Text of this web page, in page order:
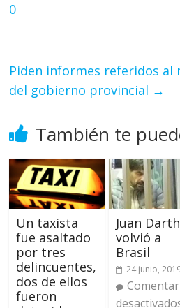
0
Piden informes referidos al
del gobierno provincial →
También te
Un taxista
fue asaltado
por tres
delincuentes,
dos de ellos
fueron
Juan
volvió a
Brasil
24 junio,